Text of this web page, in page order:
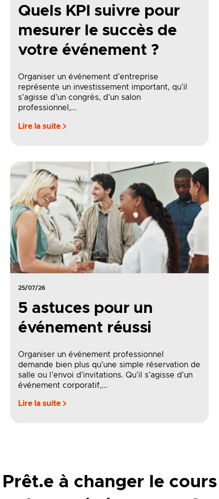
Quels KPI suivre pour
mesurer le succès de
votre événement ?
Organiser un événement d’entreprise
représente un investissement important, qu’il
s’agisse d’un congrès, d’un salon
professionnel,...
Lire la suite
25/07/26
5 astuces pour un
événement réussi
Organiser un événement professionnel
demande bien plus qu’une simple réservation de
salle ou l’envoi d’invitations. Qu’il s’agisse d’un
événement corporatif,...
Lire la suite
Prêt.e à changer le cours